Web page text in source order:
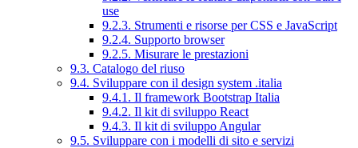
use
9.2.3. Strumenti e risorse per CSS e JavaScript
9.2.4. Supporto browser
9.2.5. Misurare le prestazioni
9.3. Catalogo del riuso
9.4. Sviluppare con il design system .italia
9.4.1. Il framework Bootstrap Italia
9.4.2. Il kit di sviluppo React
9.4.3. Il kit di sviluppo Angular
9.5. Sviluppare con i modelli di sito e servizi